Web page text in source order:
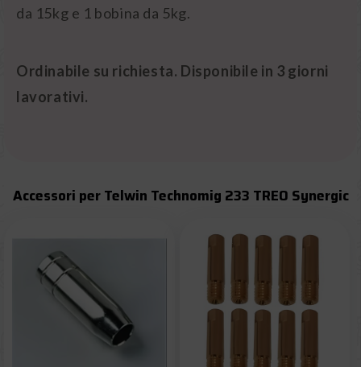
da 15kg e 1 bobina da 5kg.
Ordinabile su richiesta. Disponibile in 3 giorni
lavorativi.
Accessori per Telwin Technomig 233 TREO Synergic